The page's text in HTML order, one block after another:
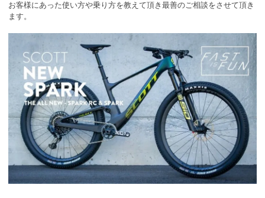
お客様にあった使い方や乗り方を教えて頂き最善のご相談をさせて頂き
ます。